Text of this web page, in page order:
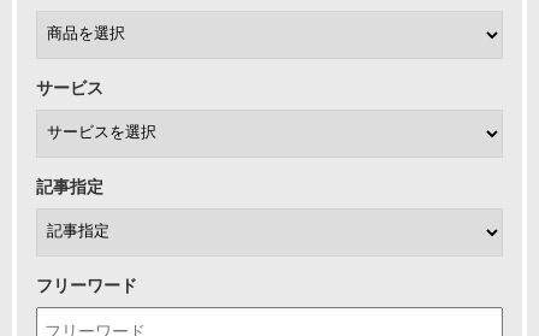
サービス
記事指定
フリーワード